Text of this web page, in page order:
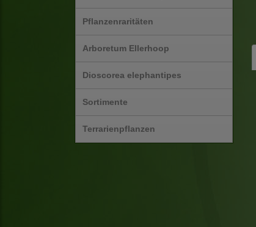
Pflanzenraritäten
Arboretum Ellerhoop
Dioscorea elephantipes
Sortimente
Terrarienpflanzen